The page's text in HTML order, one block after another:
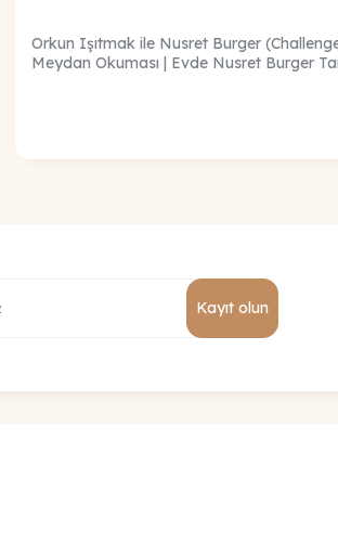
Orkun Işıtmak ile Nusret Burger
Meydan Okuması | Evde Nusret Burger
Kayıt olun